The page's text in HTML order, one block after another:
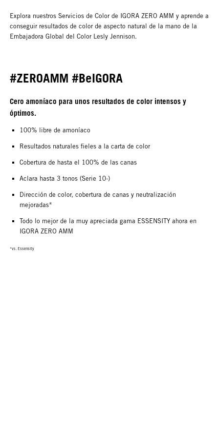
Explora nuestros Servicios de Color de IGORA ZERO AMM y aprende a
conseguir resultados de color de aspecto natural de la mano de la
Embajadora Global del Color Lesly Jennison.
#ZEROAMM #BeIGORA
Cero amoníaco para unos resultados de color intensos y
óptimos.
100% libre de amoníaco
Resultados naturales fieles a la carta de color
Cobertura de hasta el 100% de las canas
Aclara hasta 3 tonos (Serie 10-)
Dirección de color, cobertura de canas y neutralización
mejoradas*
Todo lo mejor de la muy apreciada gama ESSENSITY ahora en
IGORA ZERO AMM
*vs. Essensity